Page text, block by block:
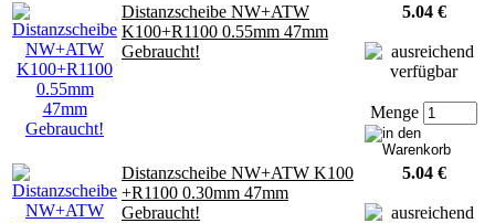
Distanzscheibe NW+ATW
K100+R1100 0.55mm 47mm
Gebraucht!
5.04 €
Menge
Distanzscheibe NW+ATW K100
+R1100 0.30mm 47mm
Gebraucht!
5.04 €